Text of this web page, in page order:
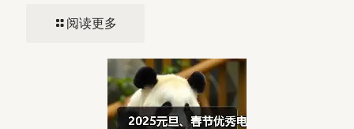
阅读更多